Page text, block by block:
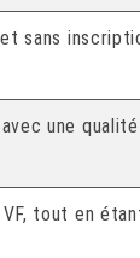
sans
une
tout en